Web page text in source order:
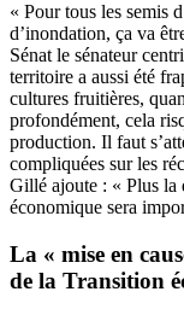
« Pour tous les semis
d’inondation, ça va
Sénat le sénateur
territoire a aussi été
cultures fruitières,
profondément, cela
production. Il faut
compliquées sur les
Gillé ajoute : « Plus la
économique sera
La « mise en
de la Transition